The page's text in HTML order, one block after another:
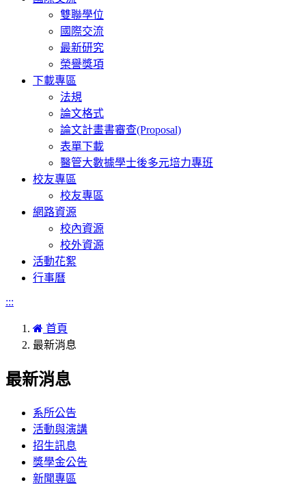
雙聯學位
國際交流
最新研究
榮譽獎項
下載專區
法規
論文格式
論文計畫書審查(Proposal)
表單下載
醫管大數據學士後多元培力專班
校友專區
校友專區
網路資源
校內資源
校外資源
活動花絮
行事曆
:::
首頁
最新消息
最新消息
系所公告
活動與演講
招生訊息
獎學金公告
新聞專區